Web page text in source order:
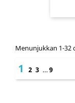
Menunjukkan 1-32
1 2 3 …9